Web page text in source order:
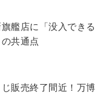
艦店に「没入できる
共通点
販売終了間近！万博